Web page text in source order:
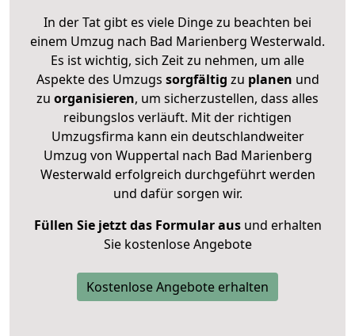
In der Tat gibt es viele Dinge zu beachten bei
einem Umzug nach Bad Marienberg Westerwald.
Es ist wichtig, sich Zeit zu nehmen, um alle
Aspekte des Umzugs sorgfältig zu planen und
zu organisieren, um sicherzustellen, dass alles
reibungslos verläuft. Mit der richtigen
Umzugsfirma kann ein deutschlandweiter
Umzug von Wuppertal nach Bad Marienberg
Westerwald erfolgreich durchgeführt werden
und dafür sorgen wir.
Füllen Sie jetzt das Formular ausund erhalten
Sie kostenlose Angebote
Kostenlose Angebote erhalten